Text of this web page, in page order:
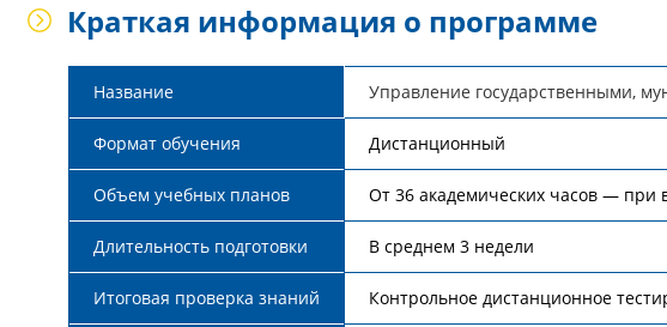
Краткая информация о программе
Название Управление государственными,
Формат обучения Дистанционный
Объем учебных планов От 36 академических часов — при
Длительность подготовки В среднем 3 недели
Итоговая проверка знаний Контрольное дистанционное